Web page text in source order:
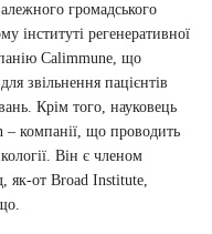
громадського
інституті регенеративної
Calimmune, що
звільнення пацієнтів
Крім того, науковець
– компанії, що проводить
Він є членом
як-от Broad Institute,